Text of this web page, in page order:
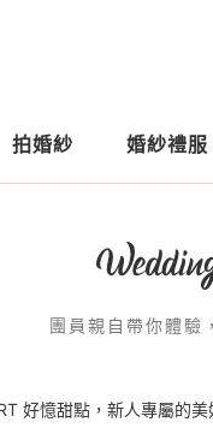
拍婚紗 婚紗禮服
團員親自帶你體驗